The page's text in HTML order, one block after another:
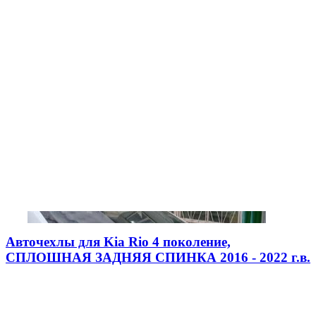
Авточехлы для Kia Rio 4 поколение,
СПЛОШНАЯ ЗАДНЯЯ СПИНКА 2016 - 2022 г.в.